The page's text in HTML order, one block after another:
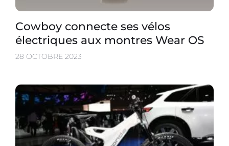
Cowboy connecte ses vélos
électriques aux montres Wear OS
28 OCTOBRE 2023